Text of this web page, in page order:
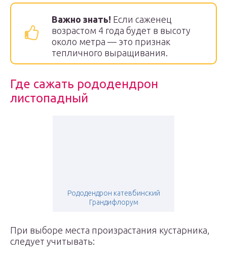
Важно знать! Если саженец
возрастом 4 года будет в высоту
около метра — это признак
тепличного выращивания.
Где сажать рододендрон
листопадный
Рододендрон катевбинский
Грандифлорум
При выборе места произрастания кустарника,
следует учитывать: